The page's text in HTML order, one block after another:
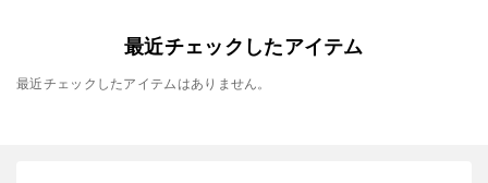
最近チェックしたアイテム
最近チェックしたアイテムはありません。